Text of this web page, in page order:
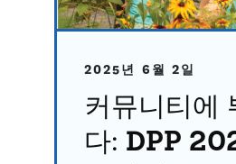
2025년 6월 2일
커뮤니티에
다: DPP